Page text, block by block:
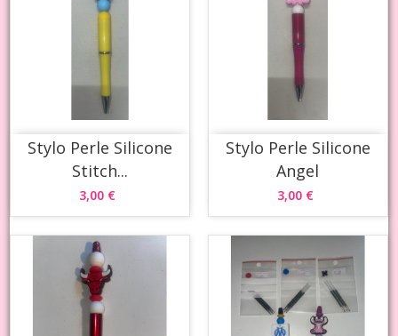
Stylo Perle Silicone
Stitch...
3,00 €
Stylo Perle Silicone
Angel
3,00 €